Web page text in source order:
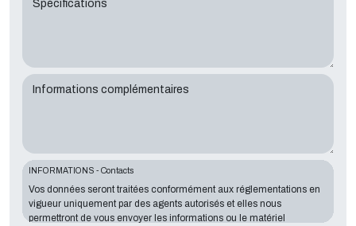
Spécifications
Informations complémentaires
INFORMATIONS - Contacts
Vos données seront traitées conformément aux réglementations en
vigueur uniquement par des agents autorisés et elles nous
permettront de vous envoyer les informations ou le matériel